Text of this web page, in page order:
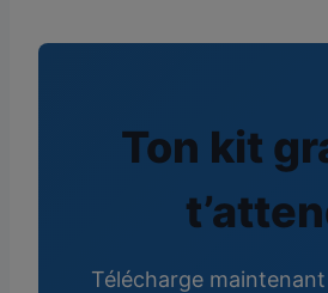
Ton kit
Télécharge